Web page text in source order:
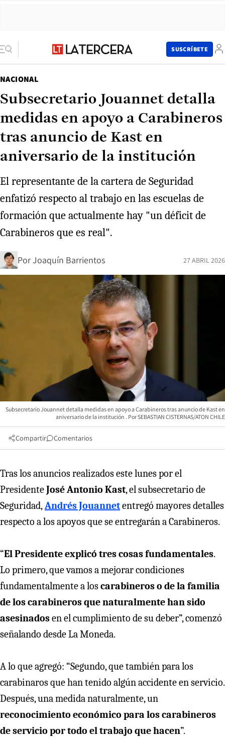
SUSCRÍBETE
NACIONAL
Subsecretario Jouannet detalla
medidas en apoyo a Carabineros
tras anuncio de Kast en
aniversario de la institución
El representante de la cartera de Seguridad
enfatizó respecto al trabajo en las escuelas de
formación que actualmente hay "un déficit de
Carabineros que es real".
PorJoaquín Barrientos 27 ABRIL 2026
Subsecretario Jouannet detalla medidas en apoyo a Carabineros tras anuncio de Kast en
aniversario de la institución
SEBASTIAN CISTERNAS/ATON CHILE
Compartir Comentarios
Tras los anuncios realizados este lunes por el
PresidenteJosé Antonio Kast, el subsecretario de
Seguridad,Andrés Jouannetentregó mayores detalles
respecto a los apoyos que se entregarán a Carabineros.
“El Presidente explicó tres cosas fundamentales.
Lo primero, que vamos a mejorar condiciones
fundamentalmente a loscarabineros o de la familia
de los carabineros que naturalmente han sido
asesinadosen el cumplimiento de su deber”, comenzó
señalando desde La Moneda.
A lo que agregó: “Segundo, que también para los
carabinaros que han tenido algún accidente en servicio.
Después, una medida naturalmente, un
reconocimiento económico para los carabineros
de servicio por todo el trabajo que hacen”.